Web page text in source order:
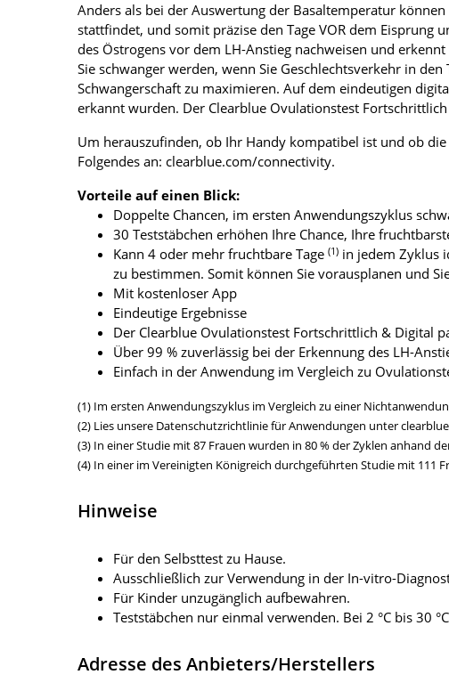
Anders als bei der Auswertung der Basaltemperatur
stattfindet, und somit präzise den Tage VOR dem Eisprung
des Östrogens vor dem LH-Anstieg nachweisen und
Sie schwanger werden, wenn Sie Geschlechtsverkehr in
Schwangerschaft zu maximieren. Auf dem eindeutigen
erkannt wurden. Der Clearblue Ovulationstest
Um herauszufinden, ob Ihr Handy kompatibel ist und ob
Folgendes an: clearblue.com/connectivity.
Vorteile auf einen Blick:
Doppelte Chancen, im ersten Anwendungszyklus
30 Teststäbchen erhöhen Ihre Chance, Ihre
Kann 4 oder mehr fruchtbare Tage (1) in jedem Zyklus
zu bestimmen. Somit können Sie vorausplanen und
Mit kostenloser App
Eindeutige Ergebnisse
Der Clearblue Ovulationstest Fortschrittlich & Digital
Über 99 % zuverlässig bei der Erkennung des LH-
Einfach in der Anwendung im Vergleich zu
(1) Im ersten Anwendungszyklus im Vergleich zu einer
(2) Lies unsere Datenschutzrichtlinie für Anwendungen unter
(3) In einer Studie mit 87 Frauen wurden in 80 % der Zyklen anhand
(4) In einer im Vereinigten Königreich durchgeführten Studie mit 111
Hinweise
Für den Selbsttest zu Hause.
Ausschließlich zur Verwendung in der In-vitro-
Für Kinder unzugänglich aufbewahren.
Teststäbchen nur einmal verwenden. Bei 2 °C bis 30
Adresse des Anbieters/Herstellers